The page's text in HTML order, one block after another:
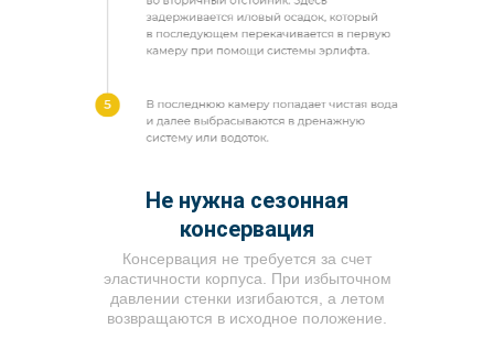
Не нужна сезонная
консервация
Консервация не требуется за счет
эластичности корпуса. При избыточном
давлении стенки изгибаются, а летом
возвращаются в исходное положение.